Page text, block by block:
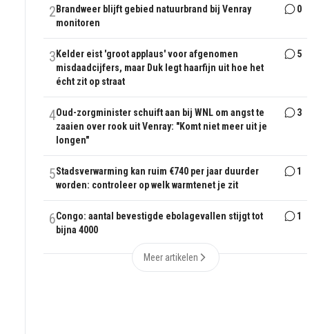
2 Brandweer blijft gebied natuurbrand bij Venray
monitoren
0
3 Kelder eist 'groot applaus' voor afgenomen
misdaadcijfers, maar Duk legt haarfijn uit hoe het
écht zit op straat
5
4Oud-zorgminister schuift aan bij WNL om angst te
zaaien over rook uit Venray: "Komt niet meer uit je
longen"
3
5Stadsverwarming kan ruim €740 per jaar duurder
worden: controleer op welk warmtenet je zit
1
6Congo: aantal bevestigde ebolagevallen stijgt tot
bijna 4000
1
Meer artikelen